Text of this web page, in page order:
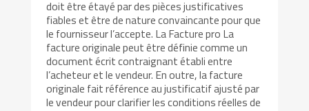
doit être étayé par des pièces justificatives
fiables et être de nature convaincante pour que
le fournisseur l’accepte. La Facture pro La
facture originale peut être définie comme un
document écrit contraignant établi entre
l’acheteur et le vendeur. En outre, la facture
originale fait référence au justificatif ajusté par
le vendeur pour clarifier les conditions réelles de